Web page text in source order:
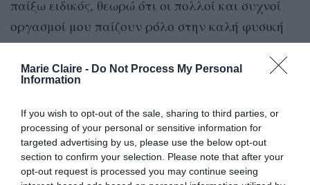
Marie Claire - Do Not Process My Personal
Information
If you wish to opt-out of the sale, sharing to third parties, or
processing of your personal or sensitive information for
targeted advertising by us, please use the below opt-out
section to confirm your selection. Please note that after your
opt-out request is processed you may continue seeing
παίξω ειδικός, θεωρώ ότι οι πολλοί και συχνοί
οργασμοί μου παίζουν ρόλο στην καλή φυσική
και ψυχική μου κατάσταση. Αυνανίζομαι κάθε
μέρα και ορίστε μερικά από τα θετικά που
απολαμβάνω από αυτό:
Απελευθερώνεται η σεξουαλική ένταση
Κάνω σεξ με άλλα άτομα συχνά, αλλά η